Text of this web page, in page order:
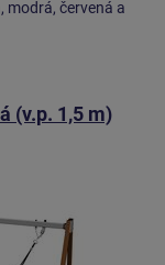
modrá, červená a
(v.p. 1,5 m)